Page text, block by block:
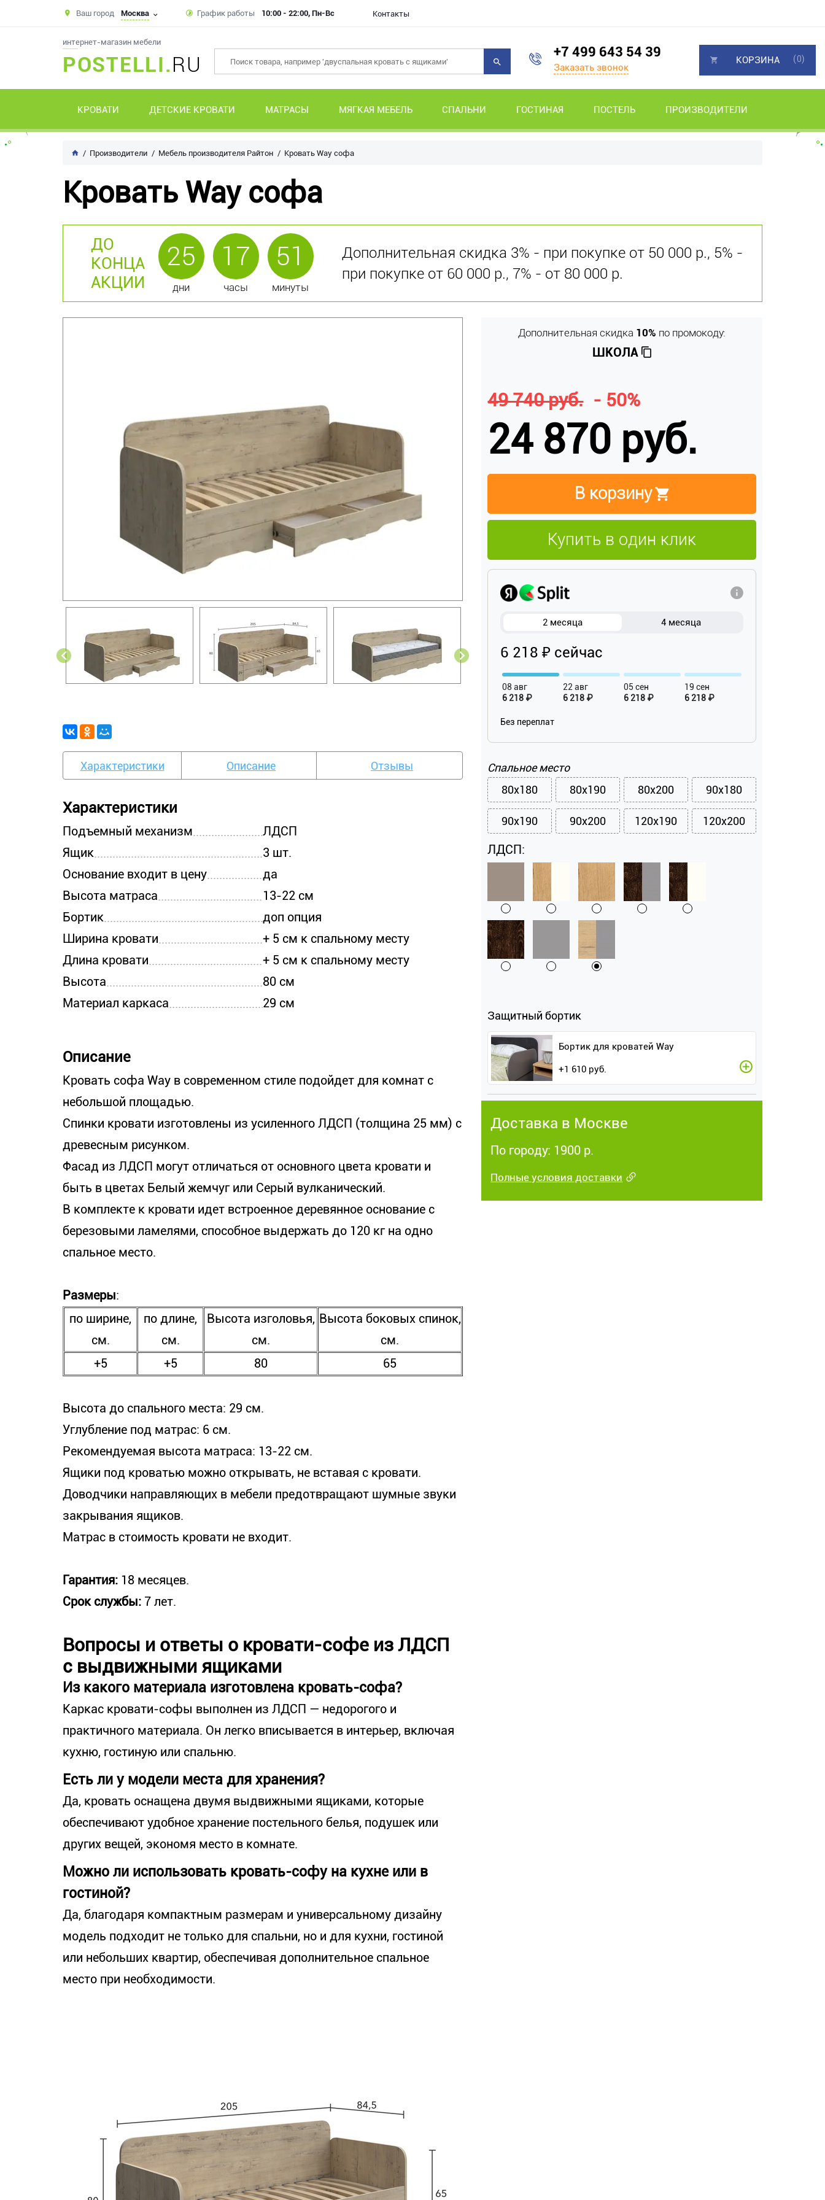
Ваш город Москва График работы 10:00 - 22:00, Пн-Вс Контакты
интернет-магазин мебели
POSTELLI.RU
+7 499 643 54 39
Заказать звонок
КРОВАТИ ДЕТСКИЕ КРОВАТИ МАТРАСЫ МЯГКАЯ МЕБЕЛЬ СПАЛЬНИ ГОСТИНАЯ ПОСТЕЛЬ ПРОИЗВОДИТЕЛИ
КОРЗИНА (0)
Производители Мебель производителя Райтон Кровать Way софа
Кровать Way софа
ДО
КОНЦА
АКЦИИ
25
дни
17
часы
51
минуты
Дополнительная скидка 3% - при покупке от 50 000 р., 5% -
при покупке от 60 000 р., 7% - от 80 000 р.
Характеристики Описание Отзывы
Характеристики
Подъемный механизм
ЛДСП
Ящик
3 шт.
Основание входит в цену
да
Высота матраса
13-22 см
Бортик
доп опция
Ширина кровати
+ 5 см к спальному месту
Длина кровати
+ 5 см к спальному месту
Высота
80 см
Материал каркаса
29 см
Описание
Кровать софа Way в современном стиле подойдет для комнат с
небольшой площадью.
Спинки кровати изготовлены из усиленного ЛДСП (толщина 25 мм) с
древесным рисунком.
Фасад из ЛДСП могут отличаться от основного цвета кровати и
быть в цветах Белый жемчуг или Серый вулканический.
В комплекте к кровати идет встроенное деревянное основание с
березовыми ламелями, способное выдержать до 120 кг на одно
спальное место.
Размеры:
по ширине,
см.
по длине,
см.
Высота изголовья,
см.
Высота боковых спинок,
см.
+5
+5 80 65
Высота до спального места: 29 см.
Углубление под матрас: 6 см.
Рекомендуемая высота матраса: 13-22 см.
Ящики под кроватью можно открывать, не вставая с кровати.
Доводчики направляющих в мебели предотвращают шумные звуки
закрывания ящиков.
Матрас в стоимость кровати не входит.
Гарантия: 18 месяцев.
Срок службы: 7 лет.
Вопросы и ответы о кровати-софе из ЛДСП
с выдвижными ящиками
Из какого материала изготовлена кровать-софа?
Каркас кровати-софы выполнен из ЛДСП — недорогого и
практичного материала. Он легко вписывается в интерьер, включая
кухню, гостиную или спальню.
Есть ли у модели места для хранения?
Да, кровать оснащена двумя выдвижными ящиками, которые
обеспечивают удобное хранение постельного белья, подушек или
других вещей, экономя место в комнате.
Можно ли использовать кровать-софу на кухне или в
гостиной?
Да, благодаря компактным размерам и универсальному дизайну
модель подходит не только для спальни, но и для кухни, гостиной
или небольших квартир, обеспечивая дополнительное спальное
место при необходимости.
Дополнительная скидка 10% по промокоду:
ШКОЛА
49 740 руб. - 50%
24 870 руб.
В корзину
Купить в один клик
2 месяца 4 месяца
6 218 ₽ сейчас
08 авг
6 218 ₽
22 авг
6 218 ₽
05 сен
6 218 ₽
19 сен
6 218 ₽
Без переплат
Спальное место
80x180
80x190 80x200 90x180
90x190 90x200 120x190 120x200
ЛДСП:
Защитный бортик
Бортик для кроватей Way
+1 610 руб.
Доставка в Москве
По городу: 1900 р.
Полные условия доставки